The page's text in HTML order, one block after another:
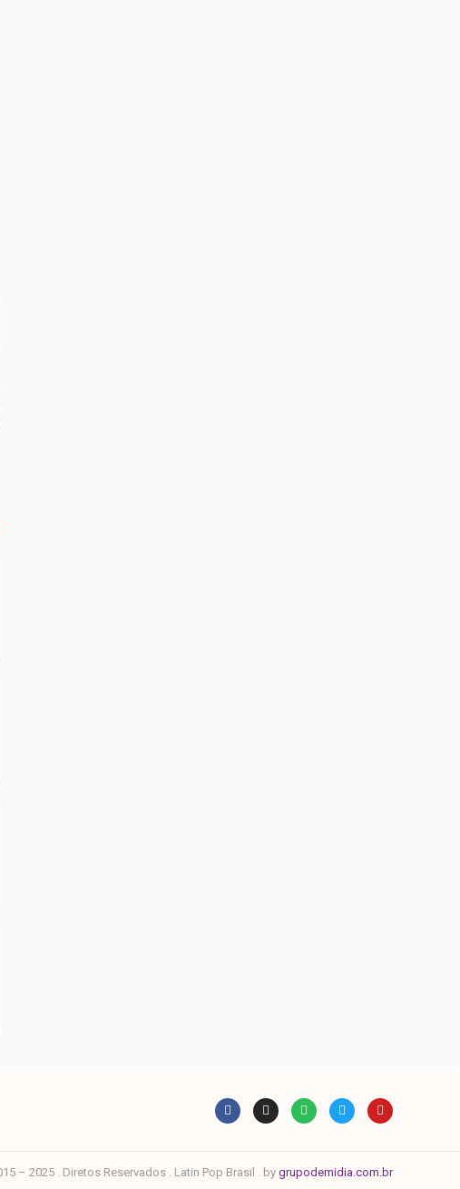
– 2025 . Diretos Reservados . Latin Pop Brasil . by grupodemidia.com.br